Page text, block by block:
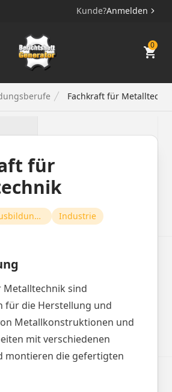
Kunde?Anmelden
Berichtsheft Generator 0
Fachkraft für
für
Anerkannte Ausbildungsberufe
Industrie
Metalltechnik sind
für die Herstellung und
Metallkonstruktionen und
mit verschiedenen
montieren die gefertigten